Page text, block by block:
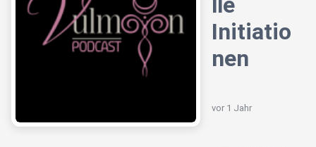
Initiatio
nen
vor 1 Jahr